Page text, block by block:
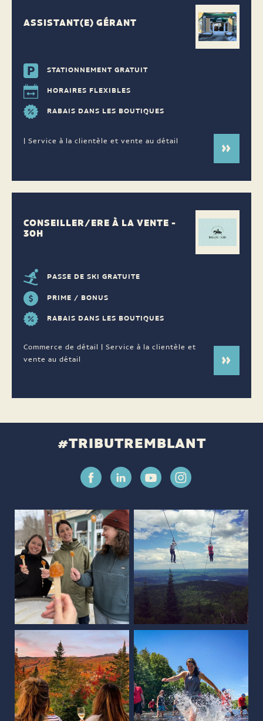
ASSISTANT(E) GÉRANT
STATIONNEMENT GRATUIT
HORAIRES FLEXIBLES
RABAIS DANS LES BOUTIQUES
| Service à la clientèle et vente au détail
CONSEILLER/ERE À LA VENTE -
30H
PASSE DE SKI GRATUITE
PRIME / BONUS
RABAIS DANS LES BOUTIQUES
Commerce de détail | Service à la clientèle et
vente au détail
#TRIBUTREMBLANT